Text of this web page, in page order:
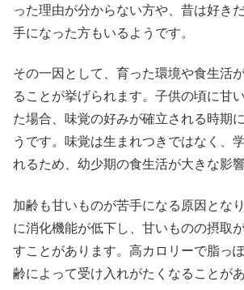
った理由が分からない方や、昔は好き
手になった方もいるようです。
その一因として、育った環境や食生活
ることが挙げられます。子供の頃に甘
た場合、味覚の好みが確立される時期
うです。味覚は生まれつきではなく、
れるため、幼少期の食生活が大きな影
加齢も甘いものが苦手になる原因とな
に消化機能が低下し、甘いものの摂取
すことがあります。高カロリーで脂っ
齢によって受け入れがたくなることがあ